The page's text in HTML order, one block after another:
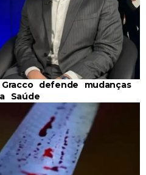
defende mudanças
Saúde